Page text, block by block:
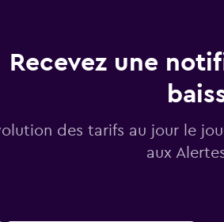
Recevez une
des tarifs au jour le
aux